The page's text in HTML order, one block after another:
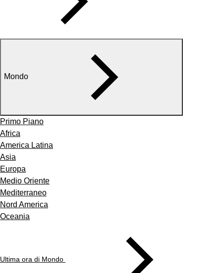
Mondo
Primo Piano
Africa
America Latina
Asia
Europa
Medio Oriente
Mediterraneo
Nord America
Oceania
Ultima ora di Mondo